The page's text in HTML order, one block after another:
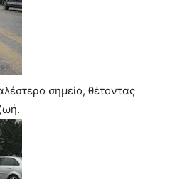
σημείο, θέτοντας